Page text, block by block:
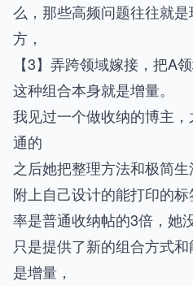
么，那些高频问题往往就
方，
【3】弄跨领域嫁接，把A
这种组合本身就是增量。
我见过一个做收纳的博主
通的
之后她把整理方法和极简
附上自己设计的能打印的
率是普通收纳帖的3倍，她
只是提供了新的组合方式
是增量，